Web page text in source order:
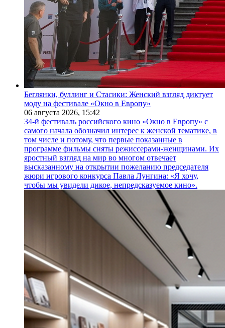
Беглянки, буллинг и Стасики: Женский взгляд диктует
моду на фестивале «Окно в Европу»
06 августа 2026, 15:42
34-й фестиваль российского кино «Окно в Европу» с
самого начала обозначил интерес к женской тематике, в
том числе и потому, что первые показанные в
программе фильмы сняты режиссерами-женщинами. Их
яростный взгляд на мир во многом отвечает
высказанному на открытии пожеланию председателя
жюри игрового конкурса Павла Лунгина: «Я хочу,
чтобы мы увидели дикое, непредсказуемое кино».